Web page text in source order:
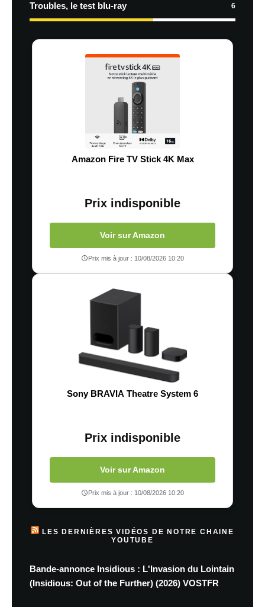
Troubles, le test blu-ray 6
Amazon Fire TV Stick 4K Max
Prix indisponible
Voir sur Amazon
Prix mis à jour : 10/08/2026 10:20
Sony BRAVIA Theatre System 6
Prix indisponible
Voir sur Amazon
Prix mis à jour : 10/08/2026 10:20
LES DERNIÈRES VIDÉOS DE NOTRE CHAINE
YOUTUBE
Bande-annonce Insidious : L'Invasion du Lointain
(Insidious: Out of the Further) (2026) VOSTFR